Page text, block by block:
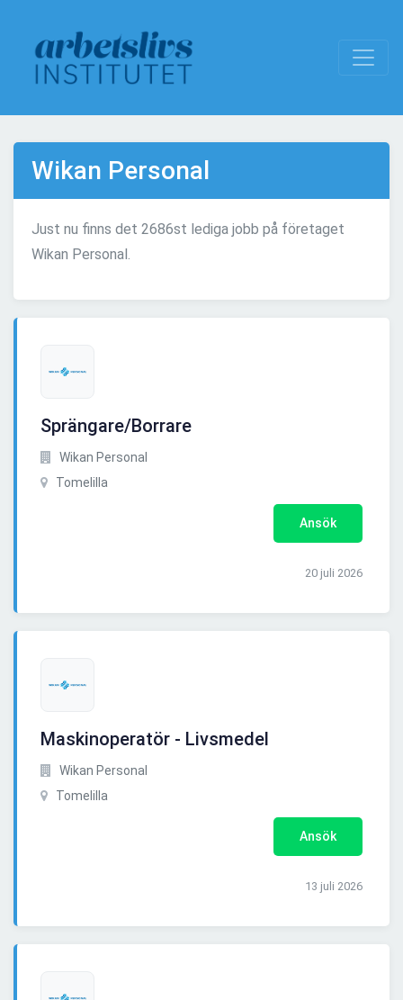
Wikan Personal
Just nu finns det 2686st lediga jobb på företaget
Wikan Personal.
Sprängare/Borrare
Wikan Personal
Tomelilla
Ansök
20 juli 2026
Maskinoperatör - Livsmedel
Wikan Personal
Tomelilla
Ansök
13 juli 2026